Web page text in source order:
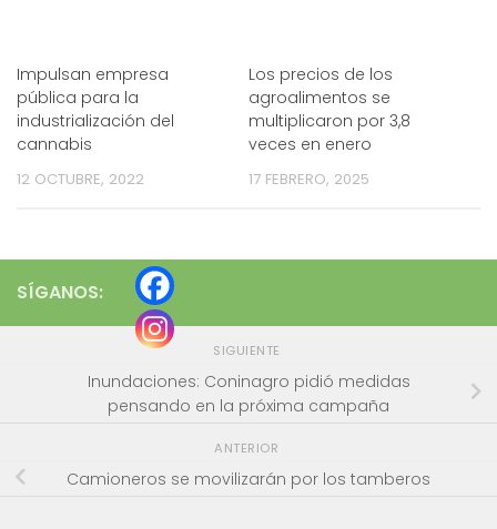
Impulsan empresa
pública para la
industrialización del
cannabis
12 OCTUBRE, 2022
Los precios de los
agroalimentos se
multiplicaron por 3,8
veces en enero
17 FEBRERO, 2025
SÍGANOS:
SIGUIENTE
Inundaciones: Coninagro pidió medidas
pensando en la próxima campaña
ANTERIOR
Camioneros se movilizarán por los tamberos